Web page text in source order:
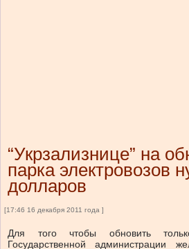
“Укрзализнице” на
парка электровозов
долларов
[17:46 16 декабря 2011 года ]
Для того чтобы обновить
Государственной администрации